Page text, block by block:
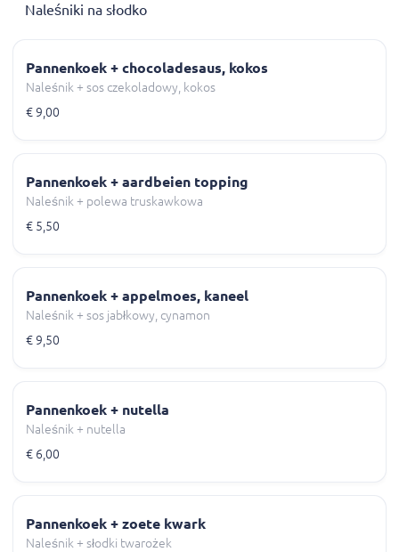
Naleśniki na słodko
Pannenkoek + chocoladesaus, kokos
Naleśnik + sos czekoladowy, kokos
€ 9,00
Pannenkoek + aardbeien topping
Naleśnik + polewa truskawkowa
€ 5,50
Pannenkoek + appelmoes, kaneel
Naleśnik + sos jabłkowy, cynamon
€ 9,50
Pannenkoek + nutella
Naleśnik + nutella
€ 6,00
Pannenkoek + zoete kwark
Naleśnik + słodki twarożek